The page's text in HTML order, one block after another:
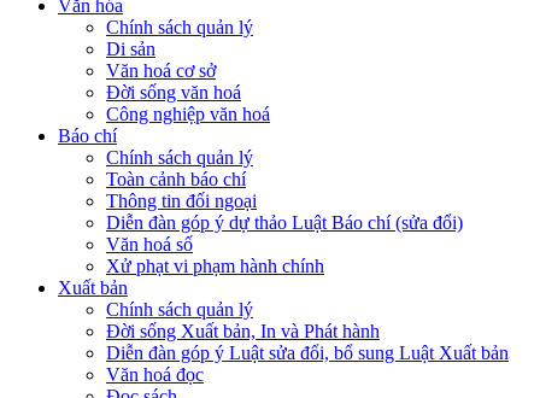
Văn hóa
Chính sách quản lý
Di sản
Văn hoá cơ sở
Đời sống văn hoá
Công nghiệp văn hoá
Báo chí
Chính sách quản lý
Toàn cảnh báo chí
Thông tin đối ngoại
Diễn đàn góp ý dự thảo Luật Báo chí (sửa đổi)
Văn hoá số
Xử phạt vi phạm hành chính
Xuất bản
Chính sách quản lý
Đời sống Xuất bản, In và Phát hành
Diễn đàn góp ý Luật sửa đổi, bổ sung Luật Xuất bản
Văn hoá đọc